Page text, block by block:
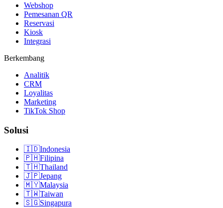
Webshop
Pemesanan QR
Reservasi
Kiosk
Integrasi
Berkembang
Analitik
CRM
Loyalitas
Marketing
TikTok Shop
Solusi
🇮🇩Indonesia
🇵🇭Filipina
🇹🇭Thailand
🇯🇵Jepang
🇲🇾Malaysia
🇹🇼Taiwan
🇸🇬Singapura